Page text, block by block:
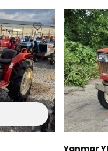
Yanmar